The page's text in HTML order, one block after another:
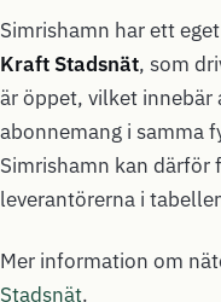
Simrishamn har ett
Kraft Stadsnät, som
är öppet, vilket
abonnemang i samma
Simrishamn kan därför
leverantörerna i
Mer information om
Stadsnät.